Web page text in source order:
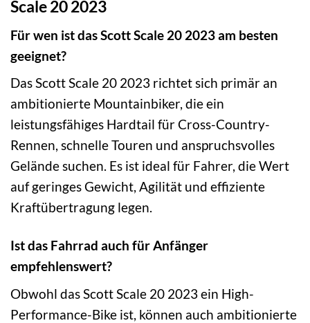
Scale 20 2023
Für wen ist das Scott Scale 20 2023 am besten
geeignet?
Das Scott Scale 20 2023 richtet sich primär an
ambitionierte Mountainbiker, die ein
leistungsfähiges Hardtail für Cross-Country-
Rennen, schnelle Touren und anspruchsvolles
Gelände suchen. Es ist ideal für Fahrer, die Wert
auf geringes Gewicht, Agilität und effiziente
Kraftübertragung legen.
Ist das Fahrrad auch für Anfänger
empfehlenswert?
Obwohl das Scott Scale 20 2023 ein High-
Performance-Bike ist, können auch ambitionierte